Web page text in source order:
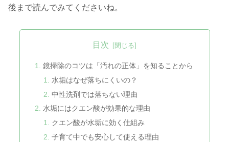
後まで読んでみてくださいね。
目次
鏡掃除のコツは「汚れの正体」を知ることから
水垢はなぜ落ちにくいの？
中性洗剤では落ちない理由
水垢にはクエン酸が効果的な理由
クエン酸が水垢に効く仕組み
子育て中でも安心して使える理由